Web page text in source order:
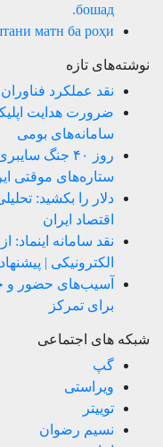
бошад.
матн ба роҳи
نوشته‌های تازه
نقد عملکرد
ضرورت هدایت
سامانه‌های بومی
روز ۴۰ جنگ
ستاره‌های موقتی
دلار را بکشید:
اقتصاد ایران
نقد سامانه اینماد:
الکترونیکی |
آسیب‌های حضور و
برای تمرکز
شبکه های اجتماعی
گپ
ویراستی
توییتر
نسیم رضوان